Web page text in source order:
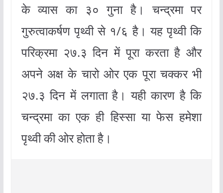
के व्यास का ३० गुना है। चन्द्रमा पर
गुरुत्वाकर्षण पृथ्वी से १/६ है। यह पृथ्वी कि
परिक्रमा २७.३ दिन में पूरा करता है और
अपने अक्ष के चारो ओर एक पूरा चक्कर भी
२७.३ दिन में लगाता है। यही कारण है कि
चन्द्रमा का एक ही हिस्सा या फेस हमेशा
पृथ्वी की ओर होता है।